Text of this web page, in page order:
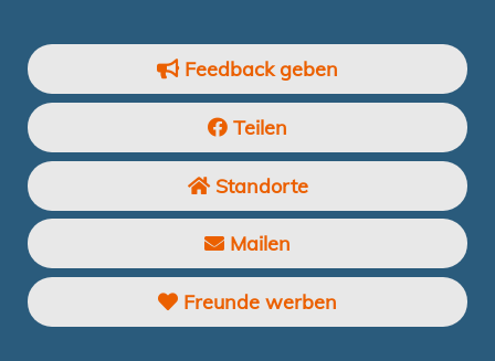
Feedback geben
Teilen
Standorte
Mailen
Freunde werben